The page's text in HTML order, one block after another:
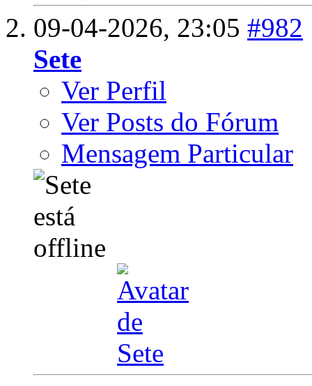
09-04-2026, 23:05 #982
Sete
Ver Perfil
Ver Posts do Fórum
Mensagem Particular